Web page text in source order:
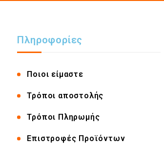
Πληροφορίες
Ποιοι είμαστε
Τρόποι αποστολής
Τρόποι Πληρωμής
Επιστροφές Προϊόντων